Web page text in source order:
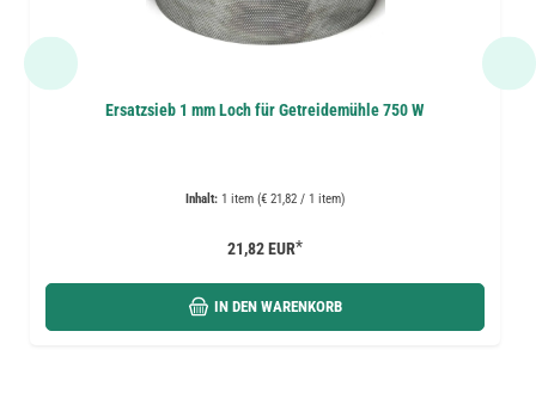
Ersatzsieb 1 mm Loch für Getreidemühle 750 W
Inhalt: 1 item (€ 21,82 / 1 item)
21,82 EUR*
IN DEN WARENKORB